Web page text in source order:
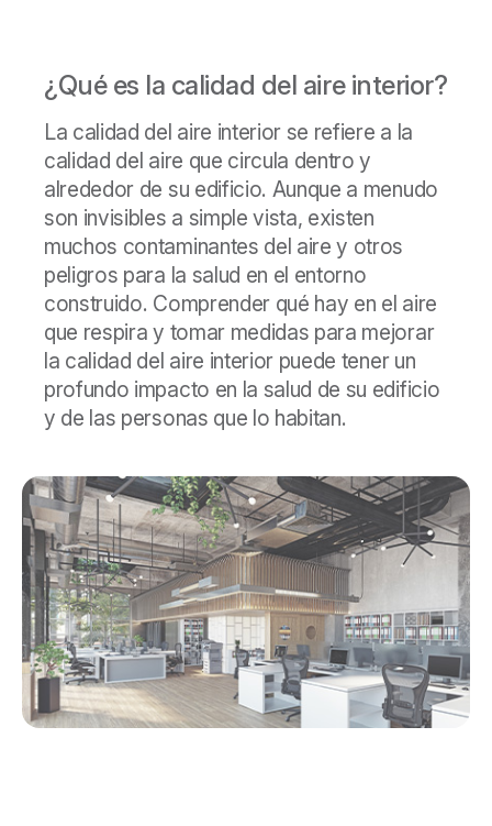
¿Qué es la calidad del aire interior?
La calidad del aire interior se refiere a la
calidad del aire que circula dentro y
alrededor de su edificio. Aunque a menudo
son invisibles a simple vista, existen
muchos contaminantes del aire y otros
peligros para la salud en el entorno
construido. Comprender qué hay en el aire
que respira y tomar medidas para mejorar
la calidad del aire interior puede tener un
profundo impacto en la salud de su edificio
y de las personas que lo habitan.